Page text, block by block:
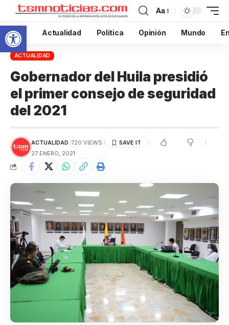
Abrir barra de herramientas
Aa
Inicio Actualidad Política Opinión Mundo
ACTUALIDAD
Gobernador del Huila presidió
el primer consejo de seguridad
del 2021
ACTUALIDAD 720 VIEWS
27 ENERO, 2021